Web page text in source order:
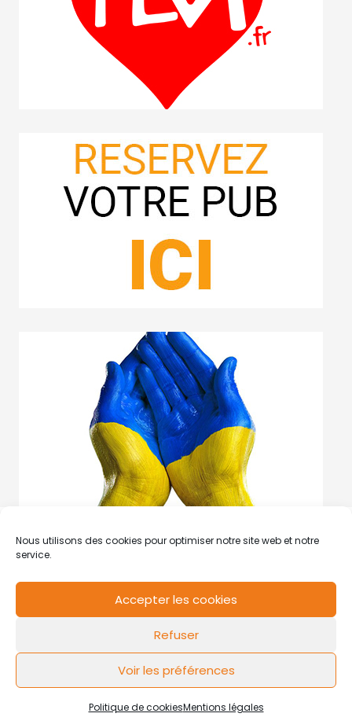
Nous utilisons des cookies pour optimiser notre site web et notre
service.
Accepter les cookies
Refuser
Voir les préférences
Politique de cookiesMentions légales
Mentions légales Politique de cookies
FLOW44